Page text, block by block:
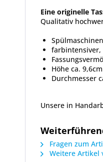
Eine originelle
Qualitativ
farbintensiver,
Höhe ca. 9,6cm
Durchmesser
Unsere in
Fragen zum
Weitere Artikel